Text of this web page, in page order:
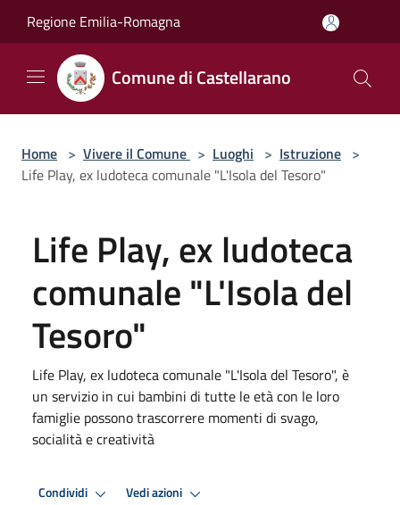
Regione Emilia-Romagna
Comune di Castellarano
Home > Vivere il Comune > Luoghi > Istruzione >
Life Play, ex ludoteca comunale "L'Isola del Tesoro"
Life Play, ex ludoteca
comunale "L'Isola del
Tesoro"
Life Play, ex ludoteca comunale "L'Isola del Tesoro", è
un servizio in cui bambini di tutte le età con le loro
famiglie possono trascorrere momenti di svago,
socialità e creatività
Condividi Vedi azioni